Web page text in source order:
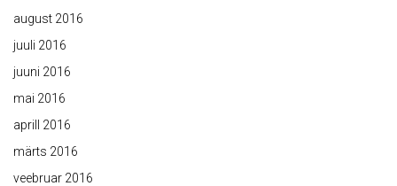
august 2016
juuli 2016
juuni 2016
mai 2016
aprill 2016
märts 2016
veebruar 2016